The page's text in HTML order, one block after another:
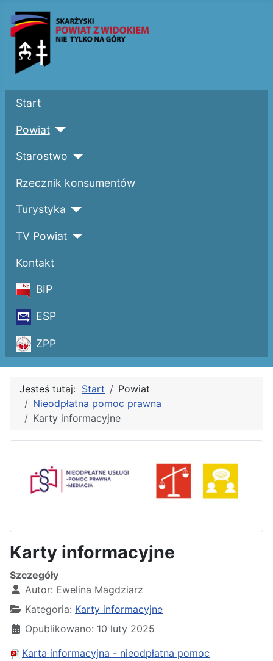
Start
Powiat
Starostwo
Rzecznik konsumentów
Turystyka
TV Powiat
Kontakt
BIP
ESP
ZPP
Jesteś tutaj: Start
Powiat
Nieodpłatna pomoc prawna
Karty informacyjne
Karty informacyjne
Szczegóły
Autor: Ewelina Magdziarz
Kategoria: Karty informacyjne
Opublikowano: 10 luty 2025
Karta informacyjna - nieodpłatna pomoc